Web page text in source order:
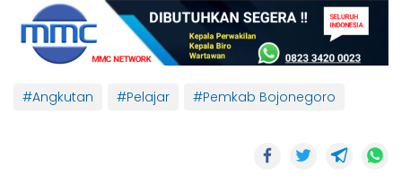
#Angkutan #Pelajar #Pemkab Bojonegoro